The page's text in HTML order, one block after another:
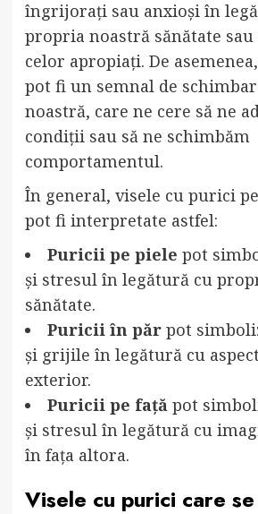
îngrijorați sau anxioși în
propria noastră sănătate sau
celor apropiați. De
pot fi un semnal de
noastră, care ne cere să ne
condiții sau să ne schimbăm
comportamentul.
În general, visele cu purici
pot fi interpretate astfel:
Puricii pe piele pot
și stresul în legătură cu
sănătate.
Puricii în părpot
și grijile în legătură cu
exterior.
Puricii pe față pot
și stresul în legătură cu
în fața altora.
Visele cu purici care